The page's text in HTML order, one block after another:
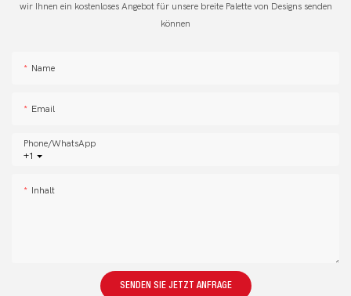
wir Ihnen ein kostenloses Angebot für unsere breite Palette von Designs senden
können
Name
Email
+1
Phone/whatsApp
Inhalt
SENDEN SIE JETZT ANFRAGE